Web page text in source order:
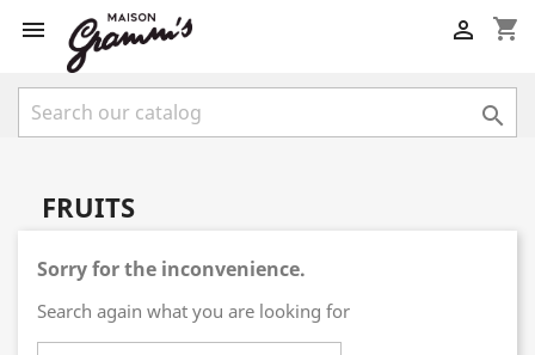
 shopping_cart


FRUITS
Sorry for the inconvenience.
Search again what you are looking for